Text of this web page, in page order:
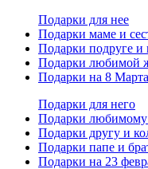
Подарки для нее
Подарки маме и
Подарки подруге и
Подарки любимой
Подарки на 8 Марта
Подарки для него
Подарки
Подарки другу и
Подарки папе и
Подарки на 23